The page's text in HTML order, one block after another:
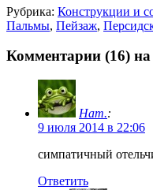
Рубрика: Конструкции и
Пальмы, Пейзаж,
Комментарии (16) на
Нат.:
9 июля 2014 в 22:06
симпатичный
Ответить